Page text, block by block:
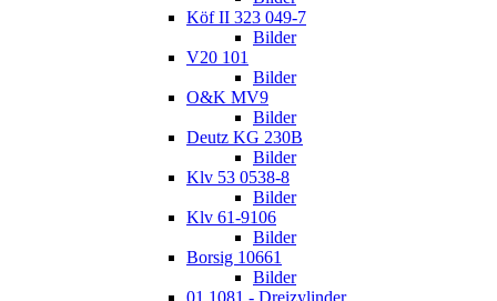
Köf II 323 049-7
Bilder
V20 101
Bilder
O&K MV9
Bilder
Deutz KG 230B
Bilder
Klv 53 0538-8
Bilder
Klv 61-9106
Bilder
Borsig 10661
Bilder
01 1081 - Dreizylinder